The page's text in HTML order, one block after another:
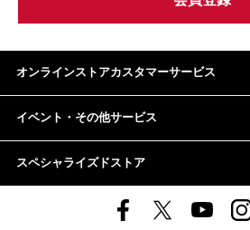
オンラインストアカスタマーサービス
イベント・その他サービス
スペシャライズドストア